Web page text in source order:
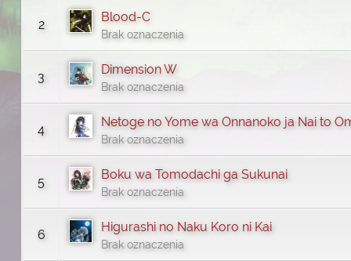
2
Blood-C
Brak oznaczenia
3
Dimension W
Brak oznaczenia
4
Netoge no Yome wa Onnanoko ja Nai to
Brak oznaczenia
5
Boku wa Tomodachi ga Sukunai
Brak oznaczenia
6
Higurashi no Naku Koro ni Kai
Brak oznaczenia